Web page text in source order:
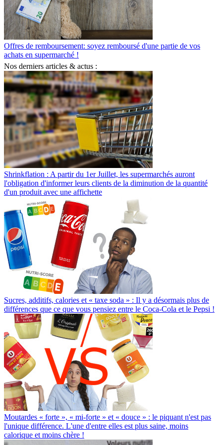
Offres de remboursement: soyez remboursé d'une partie de vos
achats en supermarché !
Nos derniers articles & actus :
Shrinkflation : A partir du 1er Juillet, les supermarchés auront
l'obligation d'informer leurs clients de la diminution de la quantité
d'un produit avec une affichette
Sucres, additifs, calories et « taxe soda » : Il y a désormais plus de
différences que ce que vous pensiez entre le Coca-Cola et le Pepsi !
Moutardes « forte », « mi-forte » et « douce » : le piquant n'est pas
l'unique différence. L'une d'entre elles est plus saine, moins
calorique et moins chère !